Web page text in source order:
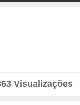
Visualizações